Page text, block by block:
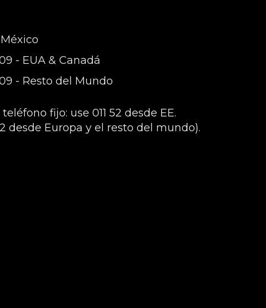
- EUA & Canadá
- Resto del Mundo
fijo: use 011 52 desde EE.
desde Europa y el resto del mundo).